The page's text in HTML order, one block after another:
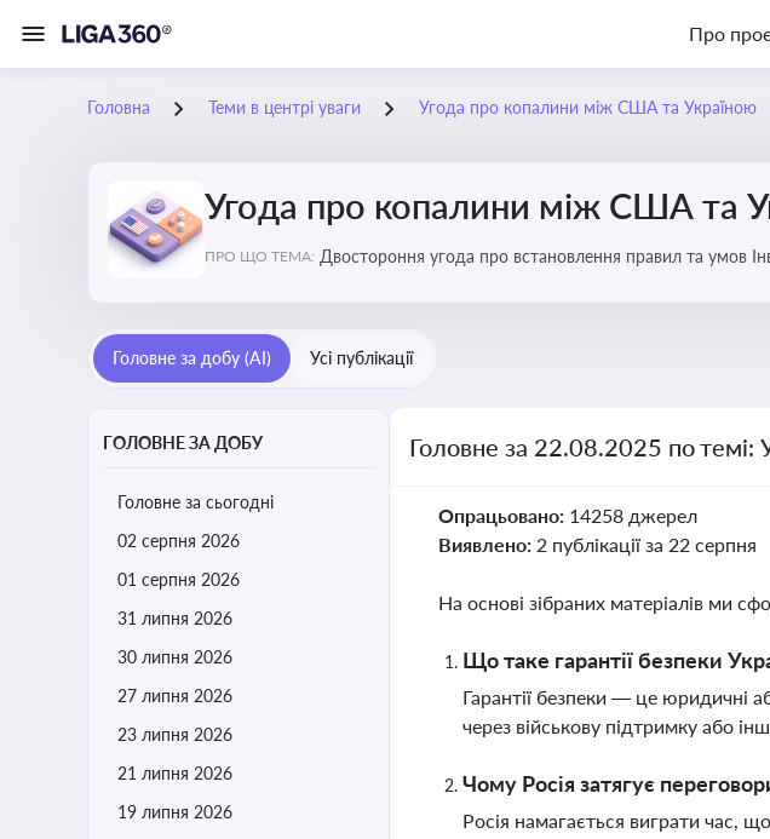
Про
Головна Теми в центрі уваги Угода про копалини між США та Україною
Угода про копалини між США та
ПРО ЩО ТЕМА: Двостороння угода про встановлення правил та умов
Головне за добу (AI) Усі публікації
ГОЛОВНЕ ЗА ДОБУ
Головне за сьогодні
02 серпня 2026
01 серпня 2026
31 липня 2026
30 липня 2026
27 липня 2026
23 липня 2026
21 липня 2026
19 липня 2026
Головне за 22.08.2025 по
Опрацьовано: 14258 джерел
Виявлено: 2 публікації за 22 серпня
На основі зібраних матеріалів ми
Що таке гарантії безпеки
Гарантії безпеки — це юридичні
через військову підтримку або
Чому Росія затягує
Росія намагається виграти час,